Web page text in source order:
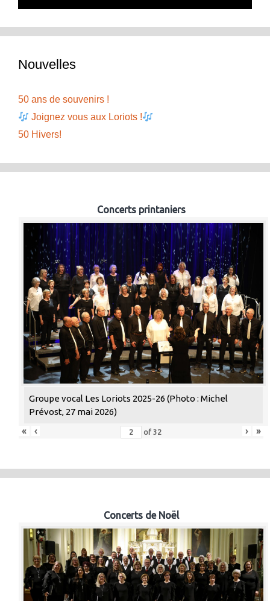
Nouvelles
50 ans de souvenirs !
Joignez vous aux Loriots !
50 Hivers!
Concerts printaniers
Groupe vocal Les Loriots 2025-26 (Photo : Michel
Prévost, 27 mai 2026)
«
‹ of 32 › »
Concerts de Noël